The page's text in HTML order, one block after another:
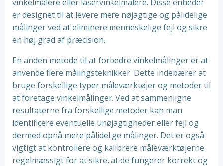
vinkelmålere eller laservinkelmålere. Disse enheder
er designet til at levere mere nøjagtige og pålidelige
målinger ved at eliminere menneskelige fejl og sikre
en høj grad af præcision.
En anden metode til at forbedre vinkelmålinger er at
anvende flere målingsteknikker. Dette indebærer at
bruge forskellige typer måleværktøjer og metoder til
at foretage vinkelmålinger. Ved at sammenligne
resultaterne fra forskellige metoder kan man
identificere eventuelle unøjagtigheder eller fejl og
dermed opnå mere pålidelige målinger. Det er også
vigtigt at kontrollere og kalibrere måleværktøjerne
regelmæssigt for at sikre, at de fungerer korrekt og